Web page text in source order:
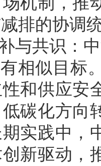
排的协调
与共识：
相似目标
和供应安
碳化方向
实践中，
新驱动，